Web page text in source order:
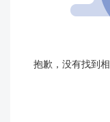
抱歉，没有找到